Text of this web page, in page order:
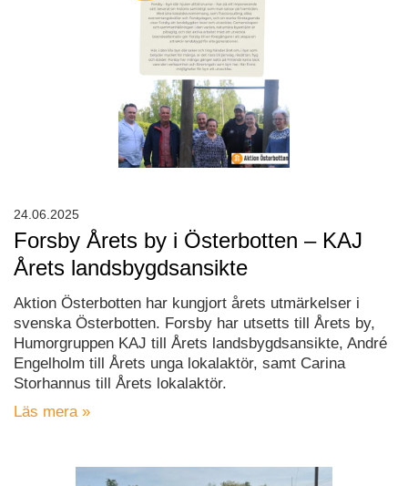
Forsby Årets by i Österbotten – KAJ
Årets landsbygdsansikte
Aktion Österbotten har kungjort årets utmärkelser i
svenska Österbotten. Forsby har utsetts till Årets by,
Humorgruppen KAJ till Årets landsbygdsansikte, André
Engelholm till Årets unga lokalaktör, samt Carina
Storhannus till Årets lokalaktör.
Läs mera »
24.06.2025